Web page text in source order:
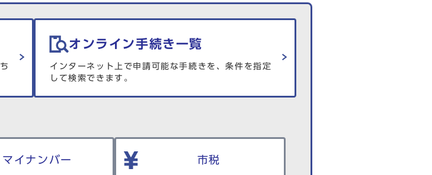
オンライン手続き一覧
インターネット上で申請可能な手続きを、条件を指定
して検索できます。
マイナンバー 市税